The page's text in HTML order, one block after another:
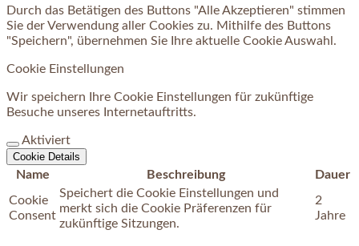
Durch das Betätigen des Buttons "Alle Akzeptieren" stimmen
Sie der Verwendung aller Cookies zu. Mithilfe des Buttons
"Speichern", übernehmen Sie Ihre aktuelle Cookie Auswahl.
Cookie Einstellungen
Wir speichern Ihre Cookie Einstellungen für zukünftige
Besuche unseres Internetauftritts.
Aktiviert
Cookie Details
Name Beschreibung
Dauer
Cookie
Consent
Speichert die Cookie Einstellungen und
merkt sich die Cookie Präferenzen für
zukünftige Sitzungen.
2
Jahre